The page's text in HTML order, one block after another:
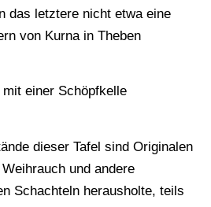
das letztere nicht etwa eine
von Kurna in Theben
einer Schöpfkelle
dieser Tafel sind Originalen
und andere
Schachteln herausholte, teils